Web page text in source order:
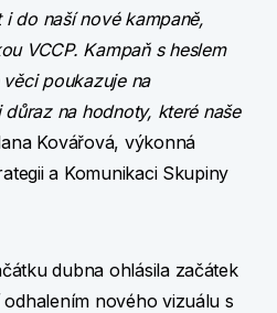
do naší nové kampaně,
VCCP. Kampaň s heslem
poukazuje na
na hodnoty, které naše
Kovářová, výkonná
a Komunikaci Skupiny
dubna ohlásila začátek
nového vizuálu s